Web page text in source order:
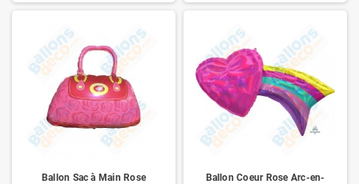
Ballon Sac à Main Rose
Ballon Coeur Rose Arc-en-